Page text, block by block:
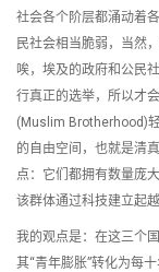
社会各个阶层都涌动着
民社会相当脆弱，当然
唉，埃及的政府和公民
行真正的选举，所以才
(Muslim Brotherhood)
的自由空间，也就是清
点：它们都拥有数量庞
该群体通过科技建立起
我的观点是：在这三个
其“青年膨胀”转化为每